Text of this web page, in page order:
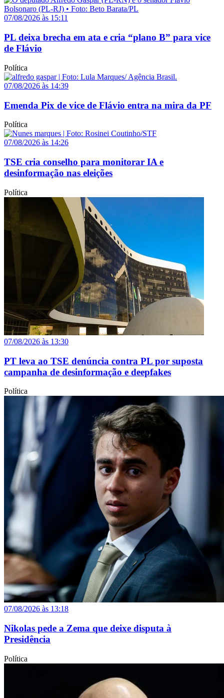
07/08/2026 às 15:11
PL deixa brecha em ata e cria “plano B” para vice
de Flávio
Política
07/08/2026 às 14:39
Emenda Pix de vice de Flávio entra na mira da PF
Política
07/08/2026 às 14:26
TSE cria conselho para monitorar IA e
desinformação nas eleições
Política
07/08/2026 às 13:30
PT leva ao TSE denúncia contra PL por suposta
campanha de desinformação e deepfakes
Política
07/08/2026 às 13:18
Nikolas pede a Zema que deixe disputa à
Presidência
Política